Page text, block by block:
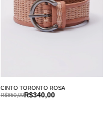
CINTO TORONTO ROSA
R$340,00
R$850,00